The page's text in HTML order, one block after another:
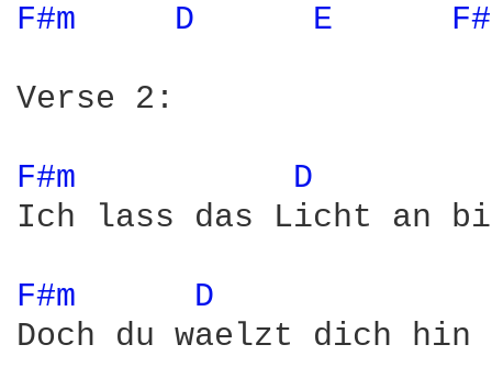
F#m D E
Verse 2:
F#m
D
Ich lass das Licht an
F#m
D
Doch du waelzt dich hin